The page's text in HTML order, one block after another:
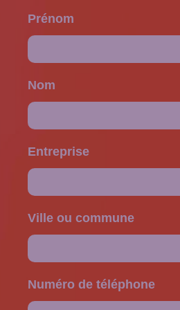
Prénom
Nom
Entreprise
Ville ou commune
Numéro de téléphone